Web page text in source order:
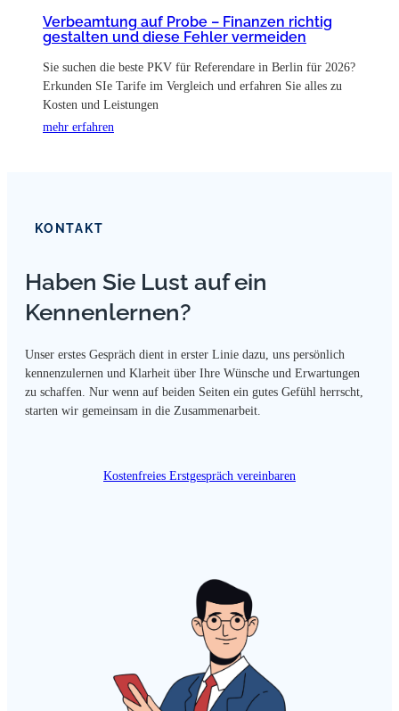
Verbeamtung auf Probe – Finanzen richtig
gestalten und diese Fehler vermeiden
Sie suchen die beste PKV für Referendare in Berlin für 2026?
Erkunden SIe Tarife im Vergleich und erfahren Sie alles zu
Kosten und Leistungen
mehr erfahren
KONTAKT
Haben Sie Lust auf ein
Kennenlernen?
Unser erstes Gespräch dient in erster Linie dazu, uns persönlich
kennenzulernen und Klarheit über Ihre Wünsche und Erwartungen
zu schaffen. Nur wenn auf beiden Seiten ein gutes Gefühl herrscht,
starten wir gemeinsam in die Zusammenarbeit.
Kostenfreies Erstgespräch vereinbaren